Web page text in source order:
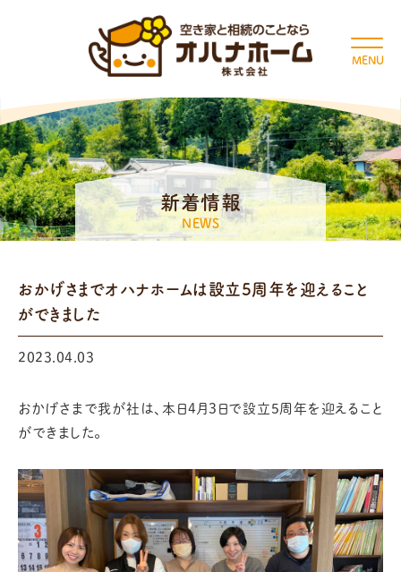
MENU
新着情報
NEWS
おかげさまでオハナホームは設立5周年を迎えること
ができました
2023.04.03
おかげさまで我が社は、本日4月3日で設立5周年を迎えること
ができました。